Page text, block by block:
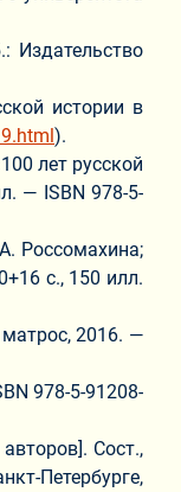
Издательство
истории в
).
лет русской
— ISBN 978-5-
Россомахина;
с., 150 илл.
2016. —
978-5-91208-
Сост.,
Петербурге,